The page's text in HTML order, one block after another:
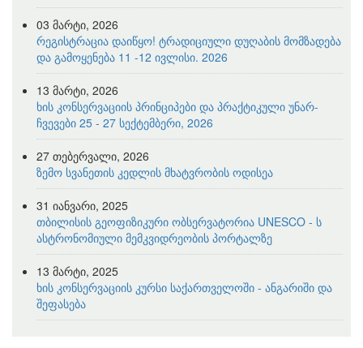
03 მარტი, 2026
რეგისტრაცია დაიწყო! ტრადიციული დუღაბის მომზადება
და გამოყენება 11 -12 ივლისი. 2026
13 მარტი, 2026
ხის კონსერვაციის პრინციპები და პრაქტიკული უნარ-
ჩვევები 25 - 27 სექტემბერი, 2026
27 თებერვალი, 2026
ზემო სვანეთის კედლის მხატვრობის ოდისეა
31 იანვარი, 2025
თბილისის გეოფიზიკური ობსერვატორია UNESCO - ს
ასტრონომიული მემკვიდრეობის პორტალზე
13 მარტი, 2025
ხის კონსერვაციის კურსი საქართველოში - ანგარიში და
შეფასება